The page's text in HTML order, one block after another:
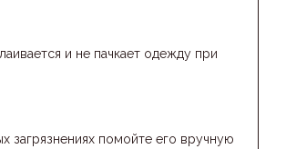
и не пачкает одежду при
загрязнениях помойте его вручную